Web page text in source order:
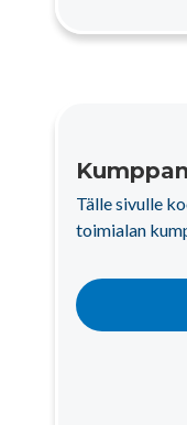
Tälle sivulle
toimialan